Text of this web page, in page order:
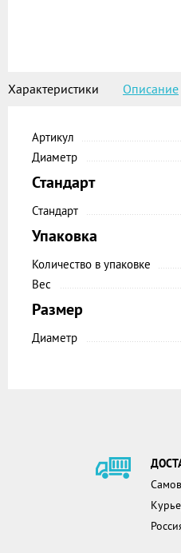
Характеристики Описание
Артикул
Диаметр
Стандарт
Стандарт
Упаковка
Количество в упаковке
Вес
Размер
Диаметр